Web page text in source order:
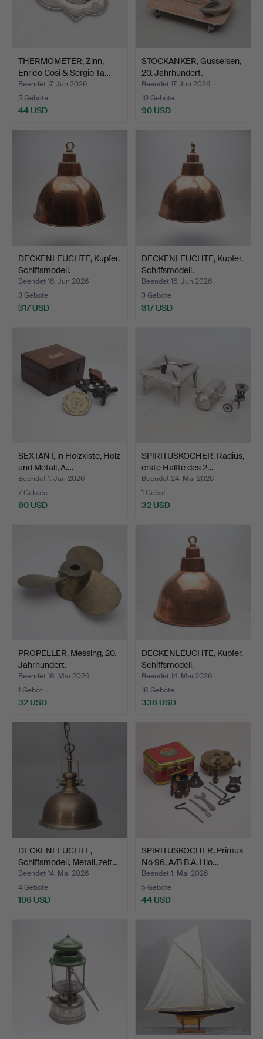
THERMOMETER, Zinn,
Enrico Cosi & Sergio Ta…
Beendet 17. Jun 2026
5 Gebote
44 USD
STOCKANKER, Gusseisen,
20. Jahrhundert.
Beendet 17. Jun 2026
10 Gebote
90 USD
DECKENLEUCHTE, Kupfer.
Schiffsmodell.
Beendet 16. Jun 2026
3 Gebote
317 USD
DECKENLEUCHTE, Kupfer.
Schiffsmodell.
Beendet 16. Jun 2026
3 Gebote
317 USD
SEXTANT, in Holzkiste, Holz
und Metall, A.…
Beendet 1. Jun 2026
7 Gebote
80 USD
SPIRITUSKOCHER, Radius,
erste Hälfte des 2…
Beendet 24. Mai 2026
1 Gebot
32 USD
PROPELLER, Messing, 20.
Jahrhundert.
Beendet 18. Mai 2026
1 Gebot
32 USD
DECKENLEUCHTE, Kupfer.
Schiffsmodell.
Beendet 14. Mai 2026
18 Gebote
338 USD
DECKENLEUCHTE,
Schiffsmodell, Metall, zeit…
Beendet 14. Mai 2026
4 Gebote
106 USD
SPIRITUSKOCHER, Primus
No 96, A/B B.A. Hjo…
Beendet 1. Mai 2026
5 Gebote
44 USD